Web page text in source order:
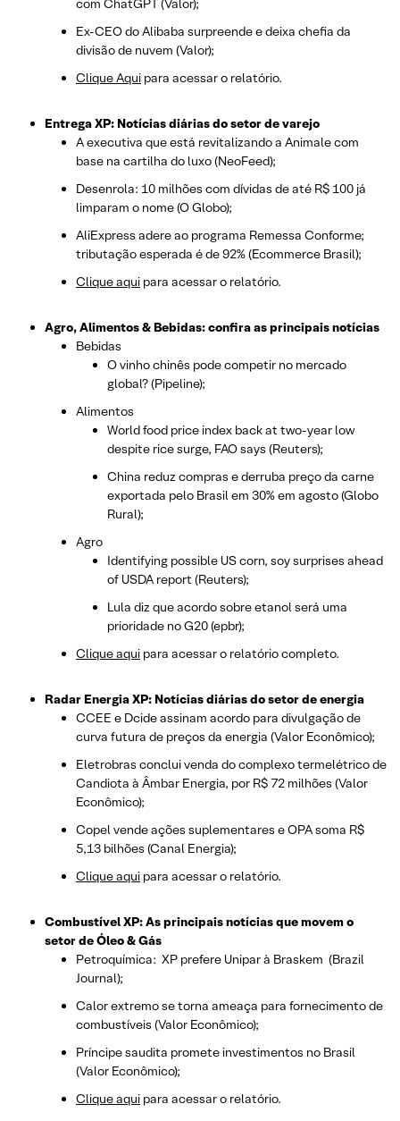
com ChatGPT (Valor);
Ex-CEO do Alibaba surpreende e deixa chefia da
divisão de nuvem (Valor);
Clique Aqui para acessar o relatório.
Entrega XP: Notícias diárias do setor de varejo
A executiva que está revitalizando a Animale com
base na cartilha do luxo (NeoFeed);
Desenrola: 10 milhões com dívidas de até R$ 100 já
limparam o nome (O Globo);
AliExpress adere ao programa Remessa Conforme;
tributação esperada é de 92% (Ecommerce Brasil);
Clique aqui para acessar o relatório.
Agro, Alimentos & Bebidas: confira as principais notícias
Bebidas
O vinho chinês pode competir no mercado
global? (Pipeline);
Alimentos
World food price index back at two-year low
despite rice surge, FAO says (Reuters);
China reduz compras e derruba preço da carne
exportada pelo Brasil em 30% em agosto (Globo
Rural);
Agro
Identifying possible US corn, soy surprises ahead
of USDA report (Reuters);
Lula diz que acordo sobre etanol será uma
prioridade no G20 (epbr);
Clique aqui para acessar o relatório completo.
Radar Energia XP: Notícias diárias do setor de energia
CCEE e Dcide assinam acordo para divulgação de
curva futura de preços da energia (Valor Econômico);
Eletrobras conclui venda do complexo termelétrico de
Candiota à Âmbar Energia, por R$ 72 milhões (Valor
Econômico);
Copel vende ações suplementares e OPA soma R$
5,13 bilhões (Canal Energia);
Clique aqui para acessar o relatório.
Combustível XP: As principais notícias que movem o
setor de Óleo & Gás
Petroquímica: XP prefere Unipar à Braskem (Brazil
Journal);
Calor extremo se torna ameaça para fornecimento de
combustíveis (Valor Econômico);
Príncipe saudita promete investimentos no Brasil
(Valor Econômico);
Clique aqui para acessar o relatório.